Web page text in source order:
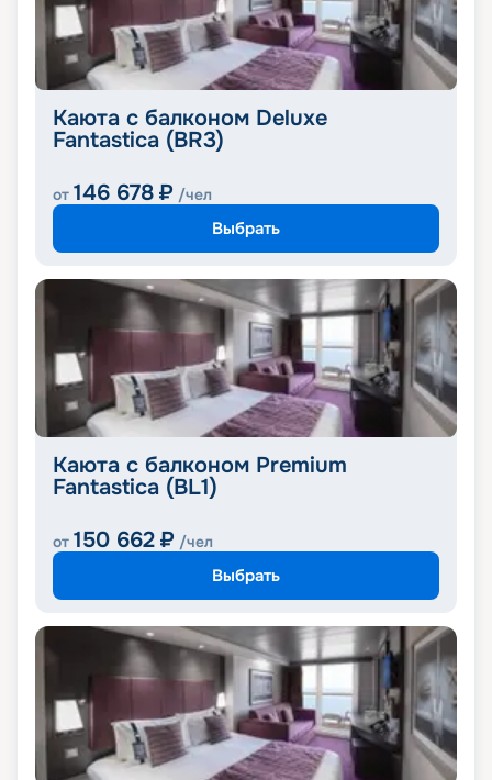
Каюта с балконом Deluxe
Fantastica (BR3)
от 146 678 ₽ /чел
Выбрать
Каюта с балконом Premium
Fantastica (BL1)
от 150 662 ₽ /чел
Выбрать